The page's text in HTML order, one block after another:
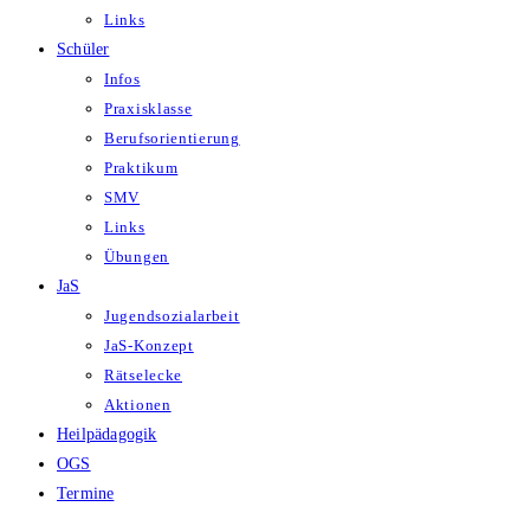
Links
Schüler
Infos
Praxisklasse
Berufsorientierung
Praktikum
SMV
Links
Übungen
JaS
Jugendsozialarbeit
JaS-Konzept
Rätselecke
Aktionen
Heilpädagogik
OGS
Termine